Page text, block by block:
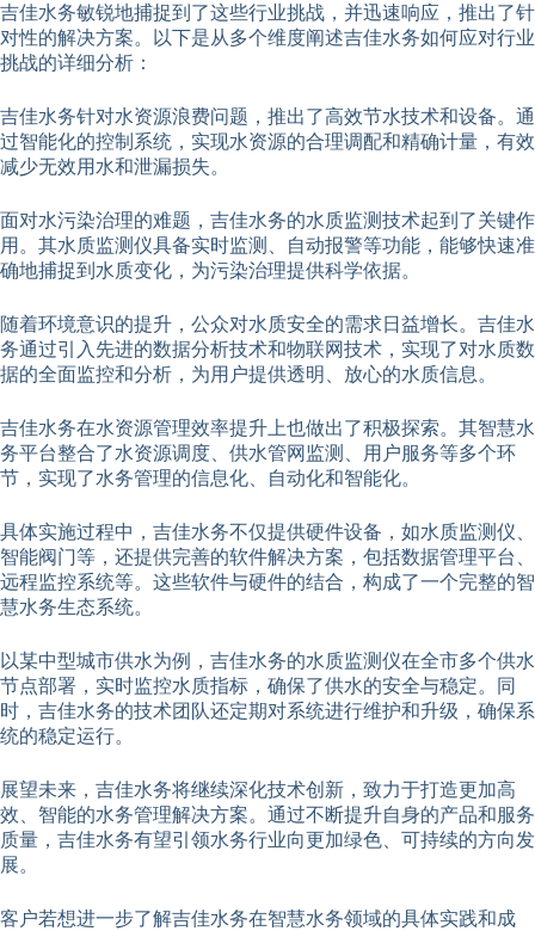
吉佳水务敏锐地捕捉到了这些行业挑战，并迅速响应，推出了针
对性的解决方案。以下是从多个维度阐述吉佳水务如何应对行业
挑战的详细分析：
吉佳水务针对水资源浪费问题，推出了高效节水技术和设备。通
过智能化的控制系统，实现水资源的合理调配和精确计量，有效
减少无效用水和泄漏损失。
面对水污染治理的难题，吉佳水务的水质监测技术起到了关键作
用。其水质监测仪具备实时监测、自动报警等功能，能够快速准
确地捕捉到水质变化，为污染治理提供科学依据。
随着环境意识的提升，公众对水质安全的需求日益增长。吉佳水
务通过引入先进的数据分析技术和物联网技术，实现了对水质数
据的全面监控和分析，为用户提供透明、放心的水质信息。
吉佳水务在水资源管理效率提升上也做出了积极探索。其智慧水
务平台整合了水资源调度、供水管网监测、用户服务等多个环
节，实现了水务管理的信息化、自动化和智能化。
具体实施过程中，吉佳水务不仅提供硬件设备，如水质监测仪、
智能阀门等，还提供完善的软件解决方案，包括数据管理平台、
远程监控系统等。这些软件与硬件的结合，构成了一个完整的智
慧水务生态系统。
以某中型城市供水为例，吉佳水务的水质监测仪在全市多个供水
节点部署，实时监控水质指标，确保了供水的安全与稳定。同
时，吉佳水务的技术团队还定期对系统进行维护和升级，确保系
统的稳定运行。
展望未来，吉佳水务将继续深化技术创新，致力于打造更加高
效、智能的水务管理解决方案。通过不断提升自身的产品和服务
质量，吉佳水务有望引领水务行业向更加绿色、可持续的方向发
展。
客户若想进一步了解吉佳水务在智慧水务领域的具体实践和成